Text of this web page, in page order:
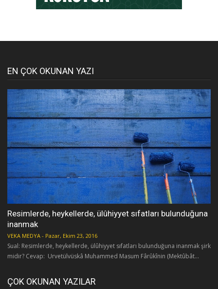
EN ÇOK OKUNAN YAZI
Resimlerde, heykellerde, ülûhiyyet sıfatları bulunduğuna
inanmak
VEKA MEDYA - Pazar, Ekim 23, 2016
Sual: Resimlerde, heykellerde, ülûhiyyet sıfatları bulunduğuna inanmak şirk
midir? Cevap: Urvetülvüskâ Muhammed Masum Fârûkînin (Mektûbât...
ÇOK OKUNAN YAZILAR